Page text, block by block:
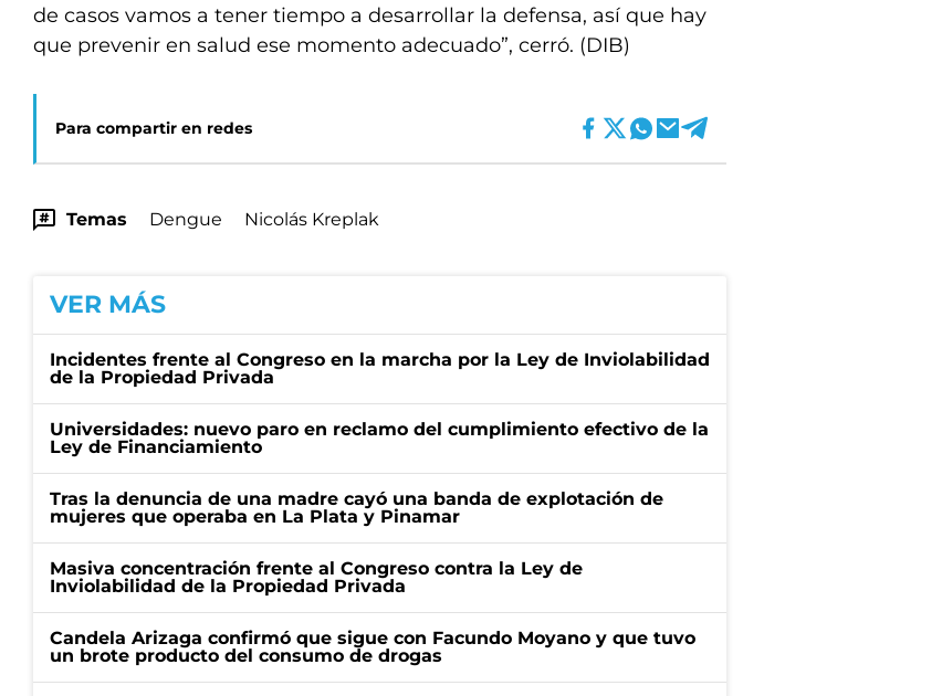
de casos vamos a tener tiempo a desarrollar la defensa, así que hay
que prevenir en salud ese momento adecuado”, cerró. (DIB)
Para compartir en redes
Temas Dengue Nicolás Kreplak
VER MÁS
Incidentes frente al Congreso en la marcha por la Ley de Inviolabilidad
de la Propiedad Privada
Universidades: nuevo paro en reclamo del cumplimiento efectivo de la
Ley de Financiamiento
Tras la denuncia de una madre cayó una banda de explotación de
mujeres que operaba en La Plata y Pinamar
Masiva concentración frente al Congreso contra la Ley de
Inviolabilidad de la Propiedad Privada
Candela Arizaga confirmó que sigue con Facundo Moyano y que tuvo
un brote producto del consumo de drogas